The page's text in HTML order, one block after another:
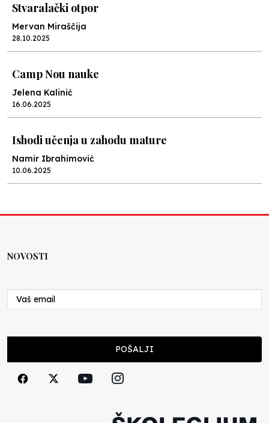
Stvaralački otpor
Mervan Miraščija
28.10.2025
Camp Nou nauke
Jelena Kalinić
16.06.2025
Ishodi učenja u zahodu mature
Namir Ibrahimović
10.06.2025
Nenad Veličković
29.10.2024
Cuke i djeca
NOVOSTI
POŠALJI